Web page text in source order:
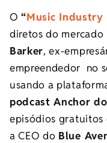
O“Music
diretos do
Barker, ex-
empreendedor no
usando a
podcast Anchor
episódios gratuitos
a CEO do Blue